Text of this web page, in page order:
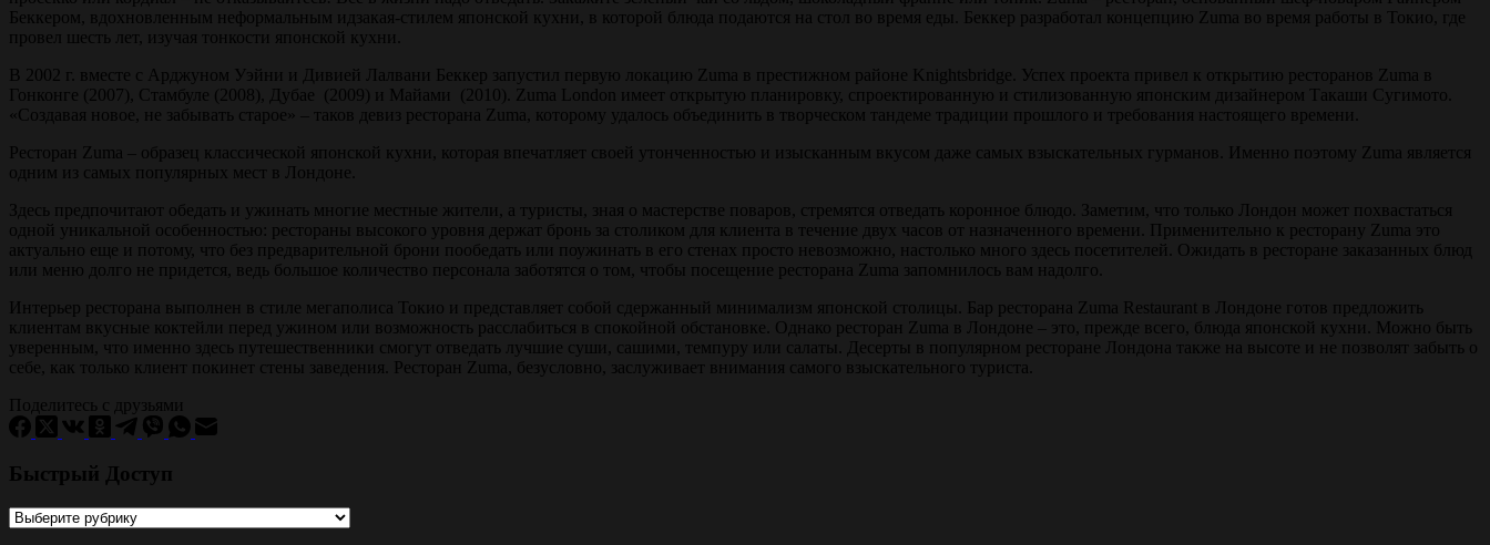
Беккером, вдохновленным неформальным идзакая-стилем японской кухни, в которой блюда подаются на стол во время еды. Беккер разработал концепцию Zuma во время работы в Токио, где
провел шесть лет, изучая тонкости японской кухни.
В 2002 г. вместе с Арджуном Уэйни и Дивией Лалвани Беккер запустил первую локацию Zuma в престижном районе Knightsbridge. Успех проекта привел к открытию ресторанов Zuma в
Гонконге (2007), Стамбуле (2008), Дубае (2009) и Майами (2010). Zuma London имеет открытую планировку, спроектированную и стилизованную японским дизайнером Такаши Сугимото.
«Создавая новое, не забывать старое» – таков девиз ресторана Zuma, которому удалось объединить в творческом тандеме традиции прошлого и требования настоящего времени.
Ресторан Zuma – образец классической японской кухни, которая впечатляет своей утонченностью и изысканным вкусом даже самых взыскательных гурманов. Именно поэтому Zuma является
одним из самых популярных мест в Лондоне.
Здесь предпочитают обедать и ужинать многие местные жители, а туристы, зная о мастерстве поваров, стремятся отведать коронное блюдо. Заметим, что только Лондон может похвастаться
одной уникальной особенностью: рестораны высокого уровня держат бронь за столиком для клиента в течение двух часов от назначенного времени. Применительно к ресторану Zuma это
актуально еще и потому, что без предварительной брони пообедать или поужинать в его стенах просто невозможно, настолько много здесь посетителей. Ожидать в ресторане заказанных блюд
или меню долго не придется, ведь большое количество персонала заботятся о том, чтобы посещение ресторана Zuma запомнилось вам надолго.
Интерьер ресторана выполнен в стиле мегаполиса Токио и представляет собой сдержанный минимализм японской столицы. Бар ресторана Zuma Restaurant в Лондоне готов предложить
клиентам вкусные коктейли перед ужином или возможность расслабиться в спокойной обстановке. Однако ресторан Zuma в Лондоне – это, прежде всего, блюда японской кухни. Можно быть
уверенным, что именно здесь путешественники смогут отведать лучшие суши, сашими, темпуру или салаты. Десерты в популярном ресторане Лондона также на высоте и не позволят забыть о
себе, как только клиент покинет стены заведения. Ресторан Zuma, безусловно, заслуживает внимания самого взыскательного туриста.
Поделитесь с друзьями
Быстрый Доступ
Быстрый